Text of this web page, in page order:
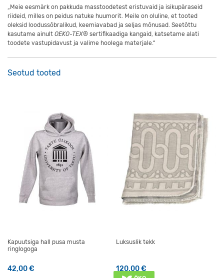
„Meie eesmärk on pakkuda masstoodetest eristuvaid ja isikupäraseid
riideid, milles on peidus natuke huumorit. Meile on oluline, et tooted
oleksid loodussõbralikud, keemiavabad ja seljas mõnusad. Seetõttu
kasutame ainult OEKO-TEX® sertifikaadiga kangaid, katsetame alati
toodete vastupidavust ja valime hoolega materjale.“
Seotud tooted
Kapuutsiga hall pusa musta
ringlogoga
42,00€
Luksuslik tekk
120,00€